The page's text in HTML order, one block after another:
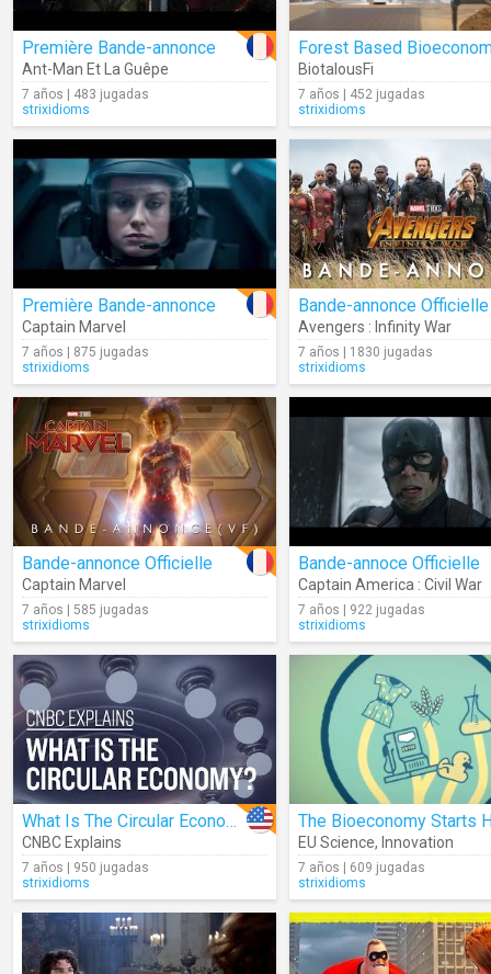
Première Bande-annonce
Ant-Man Et La Guêpe
7 años | 483 jugadas
strixidioms
BiotalousFi
7 años | 452 jugadas
strixidioms
Première Bande-annonce
Captain Marvel
7 años | 875 jugadas
strixidioms
Bande-annonce Officielle
Avengers : Infinity War
7 años | 1830 jugadas
strixidioms
Bande-annonce Officielle
Captain Marvel
7 años | 585 jugadas
strixidioms
Bande-annoce Officielle
Captain America : Civil War
7 años | 922 jugadas
strixidioms
What Is The Circular Economy?
CNBC Explains
7 años | 950 jugadas
strixidioms
EU Science, Innovation
7 años | 609 jugadas
strixidioms